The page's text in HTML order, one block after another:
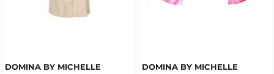
DOMINA BY MICHELLE DOMINA BY MICHELLE